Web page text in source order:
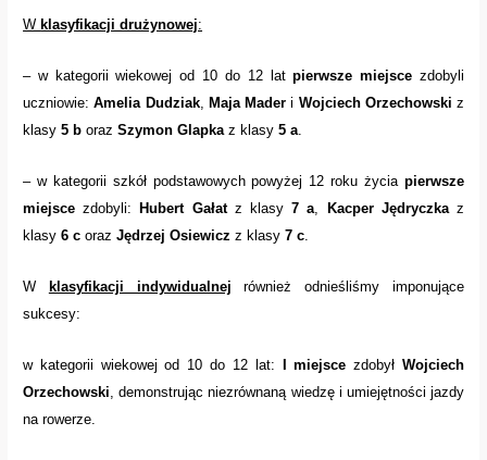
W klasyfikacji drużynowej:
– w kategorii wiekowej od 10 do 12 latpierwsze miejsce zdobyli
uczniowie:Amelia Dudziak, Maja Mader i Wojciech Orzechowski z
klasy5 b orazSzymon Glapkaz klasy5 a.
– w kategorii szkół podstawowych powyżej 12 roku życia pierwsze
miejsce zdobyli: Hubert Gałatz klasy7 a, Kacper Jędryczkaz
klasy6 c orazJędrzej Osiewicz z klasy7 c.
W klasyfikacji indywidualnej również odnieśliśmy imponujące
sukcesy:
w kategorii wiekowej od 10 do 12 lat: I miejsce zdobył Wojciech
Orzechowski , demonstrując niezrównaną wiedzę i umiejętności jazdy
na rowerze.